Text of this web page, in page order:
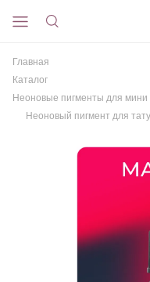
Главная
Каталог
Неоновые пигменты для мини
Неоновый пигмент для